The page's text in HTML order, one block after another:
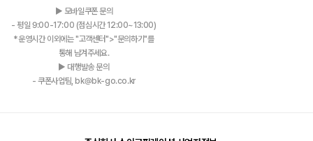
▶ 모바일쿠폰 문의
- 평일 9:00-17:00 (점심시간 12:00~13:00)
*운영시간 이외에는 "고객센터">"문의하기"를
통해 남겨주세요.
▶ 대행발송 문의
- 쿠폰사업팀, bk@bk-go.co.kr